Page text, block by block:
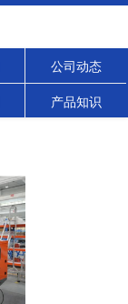
公司动态
产品知识